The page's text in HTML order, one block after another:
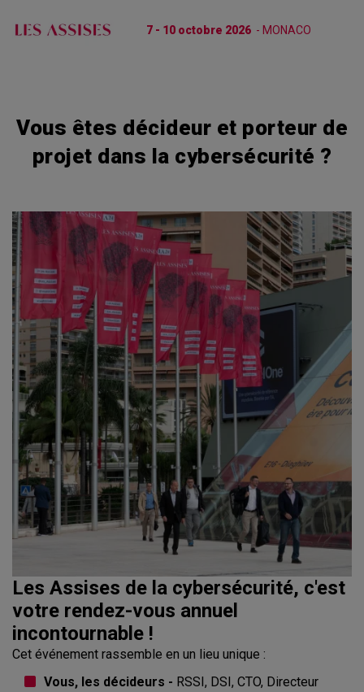
7 - 10 octobre 2026 - MONACO
Vous êtes décideur et porteur de
projet dans la cybersécurité ?
Les Assises de la cybersécurité, c'est
votre rendez-vous annuel
incontournable !
Cet événement rassemble en un lieu unique :
Vous, les décideurs - RSSI, DSI, CTO, Directeur